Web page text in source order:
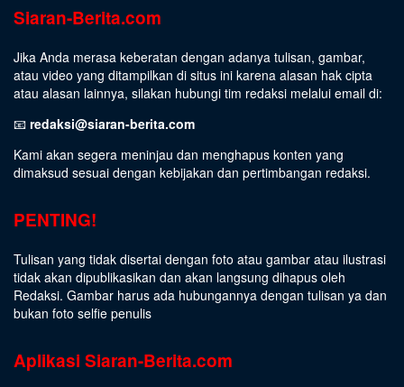
Siaran-Berita.com
Jika Anda merasa keberatan dengan adanya tulisan, gambar,
atau video yang ditampilkan di situs ini karena alasan hak cipta
atau alasan lainnya, silakan hubungi tim redaksi melalui email di:
📧 redaksi@siaran-berita.com
Kami akan segera meninjau dan menghapus konten yang
dimaksud sesuai dengan kebijakan dan pertimbangan redaksi.
PENTING!
Tulisan yang tidak disertai dengan foto atau gambar atau ilustrasi
tidak akan dipublikasikan dan akan langsung dihapus oleh
Redaksi. Gambar harus ada hubungannya dengan tulisan ya dan
bukan foto selfie penulis
Aplikasi Siaran-Berita.com